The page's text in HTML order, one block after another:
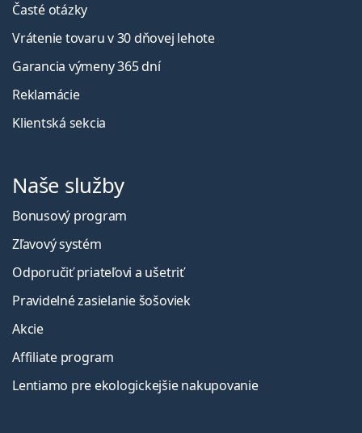
Časté otázky
Vrátenie tovaru v 30 dňovej lehote
Garancia výmeny 365 dní
Reklamácie
Klientská sekcia
Naše služby
Bonusový program
Zľavový systém
Odporučiť priateľovi a ušetriť
Pravidelné zasielanie šošoviek
Akcie
Affiliate program
Lentiamo pre ekologickejšie nakupovanie